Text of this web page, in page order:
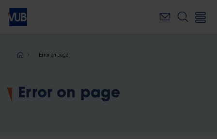
Skip
main
Breadcrumb
Error on page
Error on page